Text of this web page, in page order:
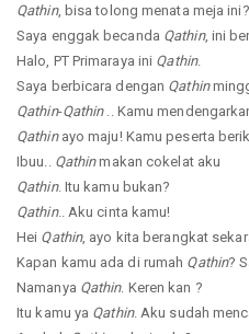
Qathin, bisa tolong menata meja ini?
Saya enggak becanda Qathin, ini
Halo, PT Primaraya ini Qathin.
Saya berbicara dengan Qathin
Qathin-Qathin.. Kamu
Qathinayo maju! Kamu peserta
Ibuu.. Qathinmakan cokelat aku
Qathin. Itu kamu bukan?
Qathin.. Aku cinta kamu!
Hei Qathin, ayo kita berangkat
Kapan kamu ada di rumah Qathin?
Namanya Qathin. Keren kan ?
Itu kamu ya Qathin. Aku sudah